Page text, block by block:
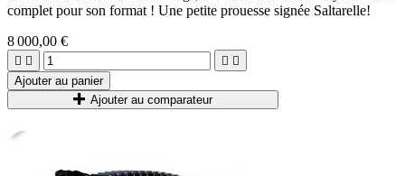
complet pour son format ! Une petite prouesse signée Saltarelle!
8 000,00 €
   
Ajouter au panier
Ajouter au comparateur